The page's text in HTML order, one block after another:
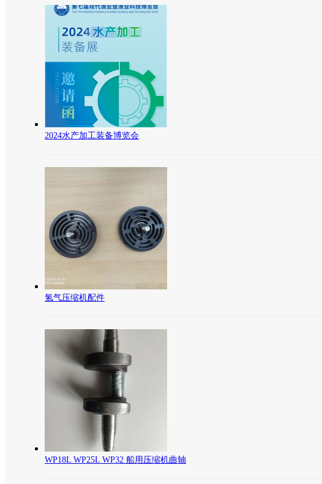
2024水产加工装备博览会
氢气压缩机配件
WP18L WP25L WP32 船用压缩机曲轴